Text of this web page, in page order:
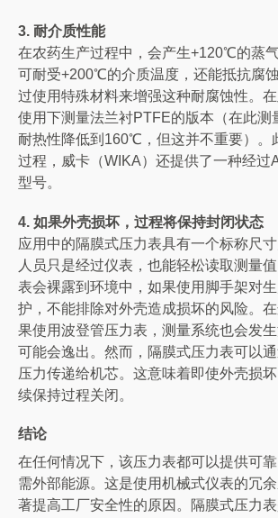
3. 耐介质性能
在农药生产过程中，会产生+120℃的蒸
可耐受+200℃的介质温度，还能抵抗腐
过使用特殊材料来增强这种耐腐蚀性。
使用下测量法兰衬PTFE的版本（在此测
耐热性降低到160℃，但这并不重要）。
过程，威卡（WIKA）还提供了一种经过
型号。
4. 如果外壳损坏，过程将保持封闭状态
应用中的隔膜式压力表具有一个标称尺寸
人员只是经过仪表，也能轻松读取测量
表会裸露到环境中，如果使用脚手架对
护，不能排除对外壳造成损坏的风险。
果使用波登管压力表，测量系统也会发
可能会逸出。然而，隔膜式压力表可以
压力传递给机芯。这意味着即使外壳损
续保持过程关闭。
结论
在任何情况下，该压力表都可以提供可
需外部能源。这是使用机械式仪表的冗
著提高工厂安全性的原因。隔膜式压力